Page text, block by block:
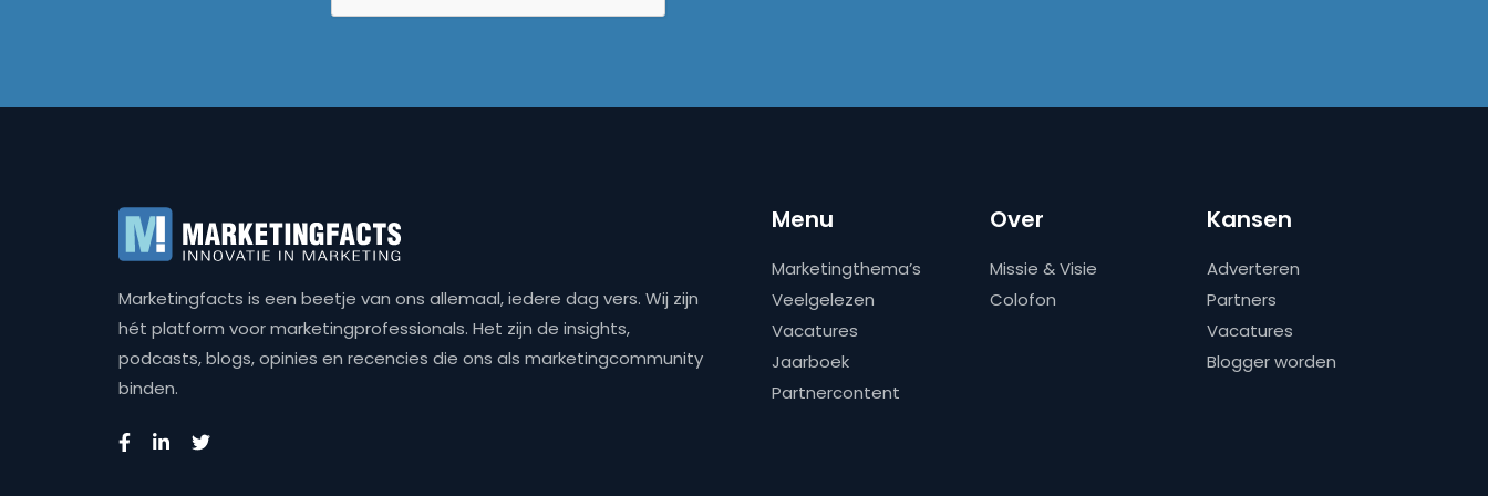
Marketingfacts is een beetje van ons allemaal, iedere dag vers. Wij zijn
hét platform voor marketingprofessionals. Het zijn de insights,
podcasts, blogs, opinies en recencies die ons als marketingcommunity
binden.
Menu
Marketingthema’s
Veelgelezen
Vacatures
Jaarboek
Partnercontent
Over
Missie & Visie
Colofon
Kansen
Adverteren
Partners
Vacatures
Blogger worden